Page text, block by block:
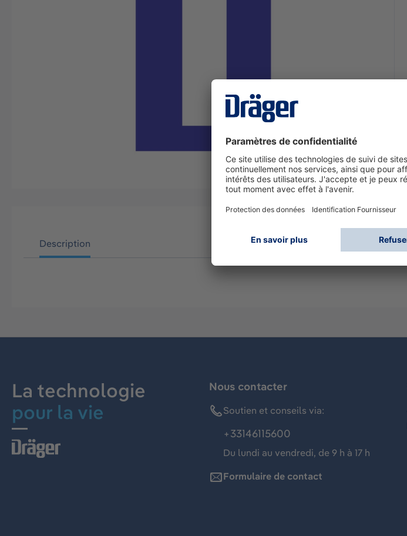
Description
La technologie
pour la vie
Nous contacter
Soutien et conseils via:
+33146115600
Du lundi au vendredi, de 9 h à 17 h
Formulaire de contact